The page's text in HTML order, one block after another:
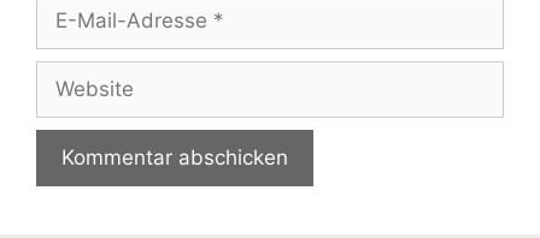
Mail-
Adresse